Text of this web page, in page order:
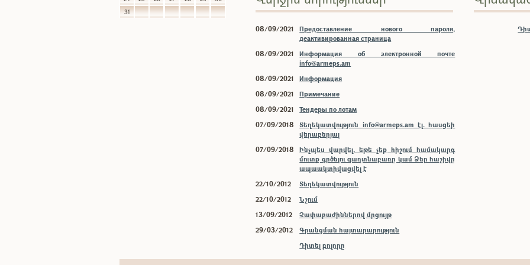
31
08/09/2021
Предоставление нового пароля,
деактивированная страница
08/09/2021
Информация об электронной почте
info@armeps.am
08/09/2021
Информация
08/09/2021
Примечание
08/09/2021
Тендеры по лотам
07/09/2018
Տեղեկատվություն info@armeps.am էլ. հասցեի
վերաբերյալ
07/09/2018
Ինչպես վարվել, եթե չեք հիշում համակարգ
մուտք գրծելու գաղտնաբառը կամ Ձեր հաշիվը
ապաակտիվացվել է
22/10/2012
Տեղեկատվություն
22/10/2012
Նշում
13/09/2012
Չափաբաժիններով մրցույթ
29/03/2012
Գրանցման հայտարարություն
Դիտել բոլորը